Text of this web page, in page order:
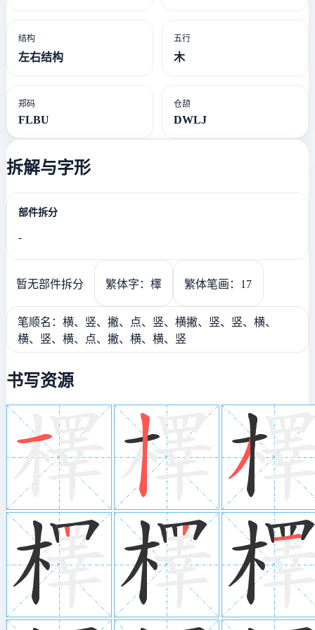
结构
左右结构
五行
木
郑码
FLBU
仓颉
DWLJ
拆解与字形
部件拆分
-
暂无部件拆分 繁体字：檡 繁体笔画：17
笔顺名：横、竖、撇、点、竖、横撇、竖、竖、横、
横、竖、横、点、撇、横、横、竖
书写资源